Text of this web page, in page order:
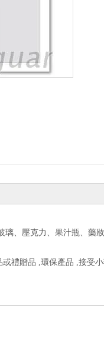
璃、壓克力、果汁瓶、藥
禮贈品 ,環保產品 ,接受